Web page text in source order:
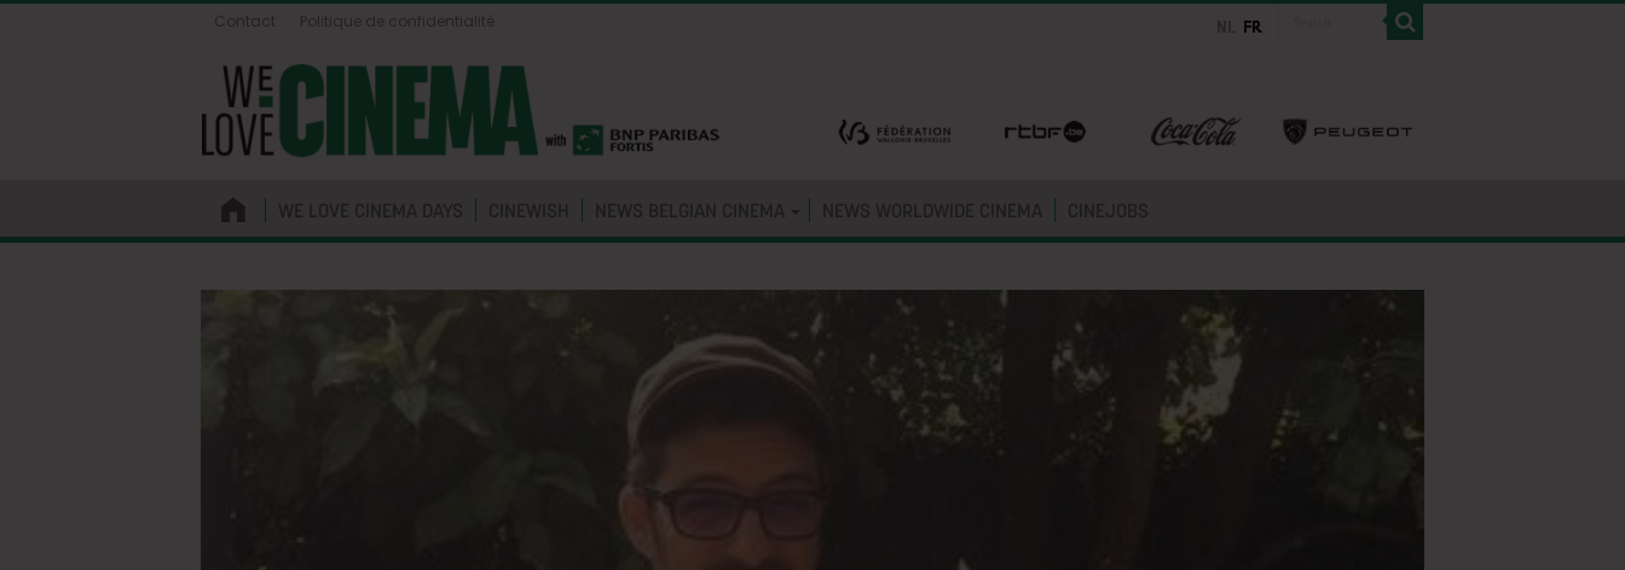
Contact Politique de confidentialité
WE LOVE CINEMA DAYS CINEWISH NEWS BELGIAN CINEMA NEWS WORLDWIDE CINEMA CINEJOBS